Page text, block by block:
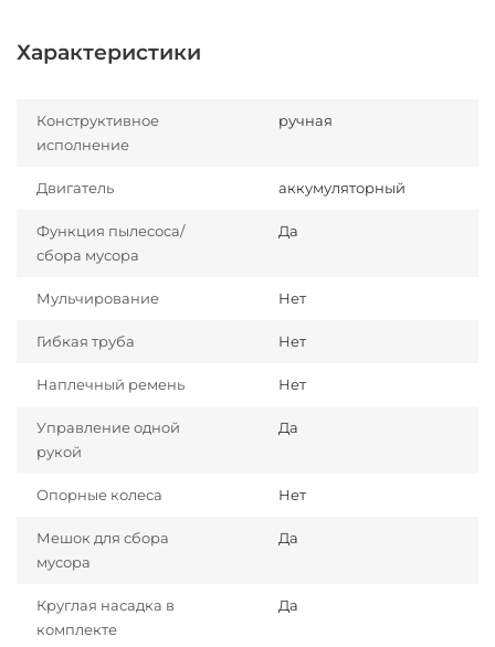
Характеристики
Конструктивное
исполнение
ручная
Двигатель аккумуляторный
Функция пылесоса/
сбора мусора
Да
Мульчирование Нет
Гибкая труба Нет
Наплечный ремень Нет
Управление одной
рукой
Да
Опорные колеса Нет
Мешок для сбора
мусора
Да
Круглая насадка в
комплекте
Да